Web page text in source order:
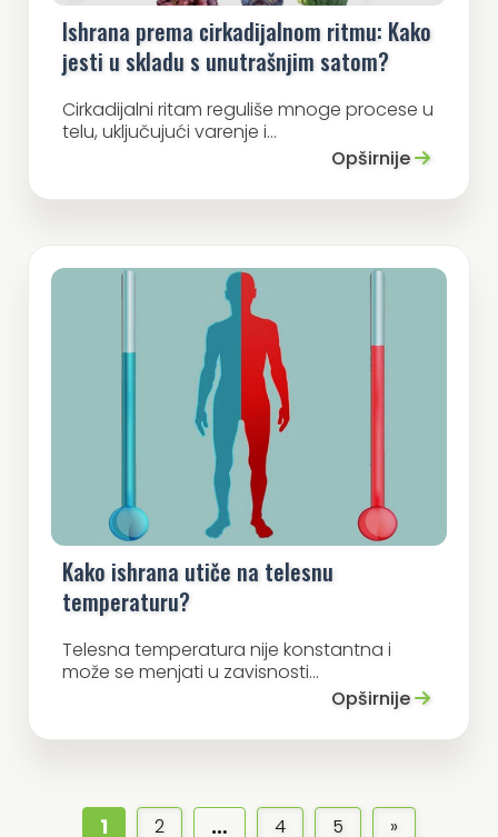
Ishrana prema cirkadijalnom ritmu: Kako
jesti u skladu s unutrašnjim satom?
Cirkadijalni ritam reguliše mnoge procese u
telu, uključujući varenje i...
Opširnije
Kako ishrana utiče na telesnu
temperaturu?
Telesna temperatura nije konstantna i
može se menjati u zavisnosti...
Opširnije
1 2 … 4 5 »